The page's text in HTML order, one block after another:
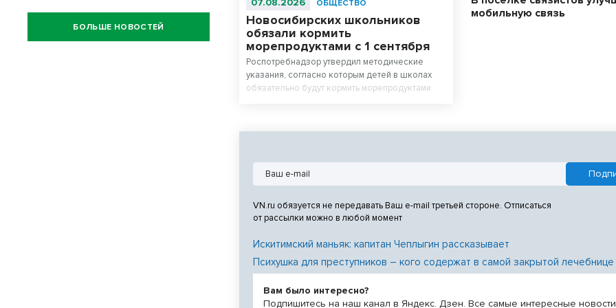
07.08.2026 ОБЩЕСТВО
Новосибирских школьников
обязали кормить
морепродуктами с 1 сентября
Роспотребнадзор утвердил методические
указания, согласно которым детей в школах
обязательно будут кормить морепродуктами.
мобильную связь
VN.ru обязуется не передавать Ваш e-mail третьей стороне. Отписаться
от рассылки можно в любой момент
Искитимский маньяк: капитан Чеплыгин рассказывает
Психушка для преступников – кого содержат в самой закрытой
Вам было интересно?
Подпишитесь на наш канал в Яндекс. Дзен. Все самые интересные новости
БОЛЬШЕ НОВОСТЕЙ